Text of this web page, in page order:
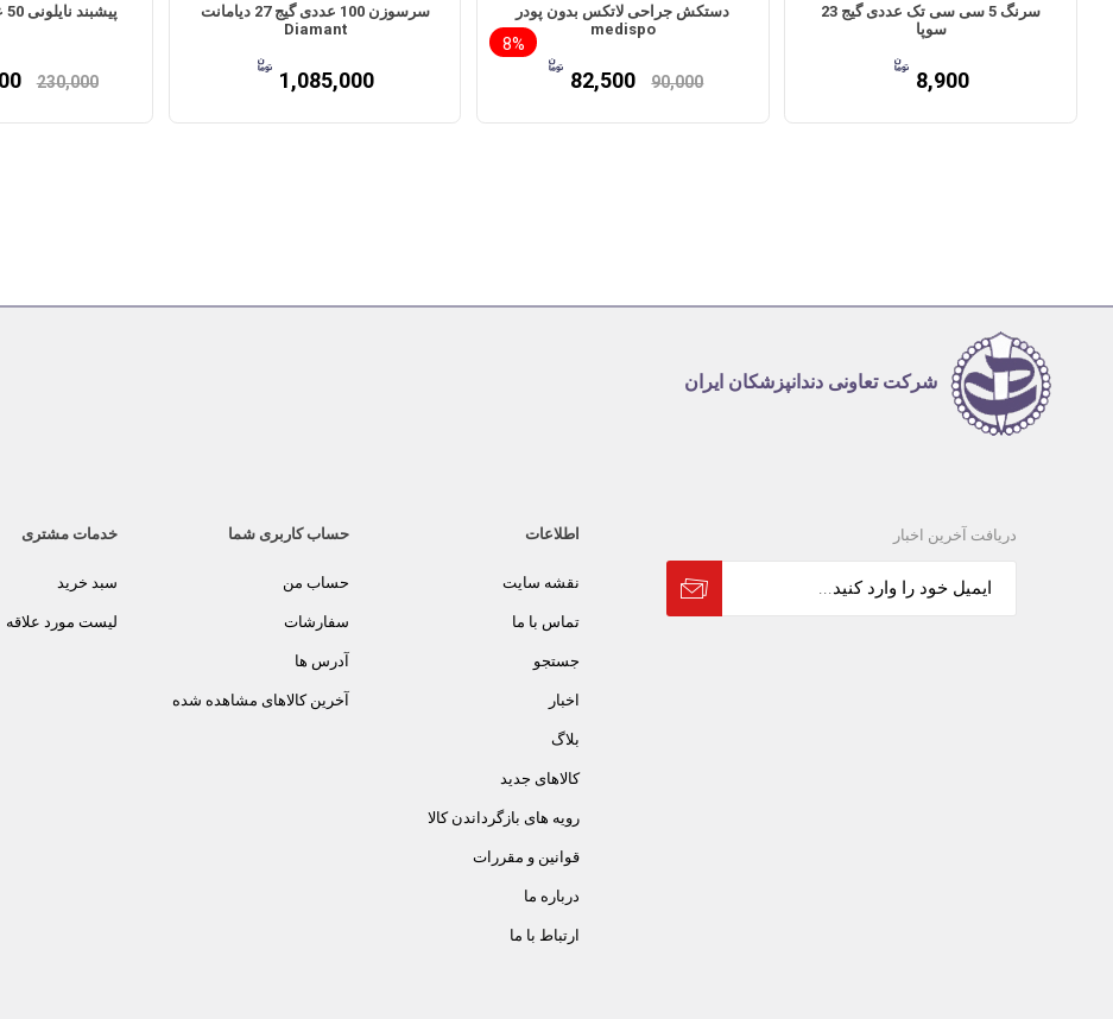
سرنگ 5 سی سی تک عددی گیج 23
سوپا
8,900
دستکش جراحی لاتکس بدون پودر
medispo
90,000
8%
82,500
سرسوزن 100 عددی گیج 27 دیامانت
Diamant
1,085,000
پیشبند نایلونی 50 عددی دکتر وست
230,000
شرکت تعاونی دندانپزشکان ایران
دریافت آخرین اخبار اطلاعات
نقشه سایت
تماس با ما
جستجو
اخبار
بلاگ
کالاهای جدید
رویه های بازگرداندن کالا
قوانین و مقررات
درباره ما
ارتباط با ما
حساب کاربری شما
حساب من
سفارشات
آدرس ها
آخرین کالاهای مشاهده شده
خدمات مشتری
سبد خرید
لیست مورد علاقه